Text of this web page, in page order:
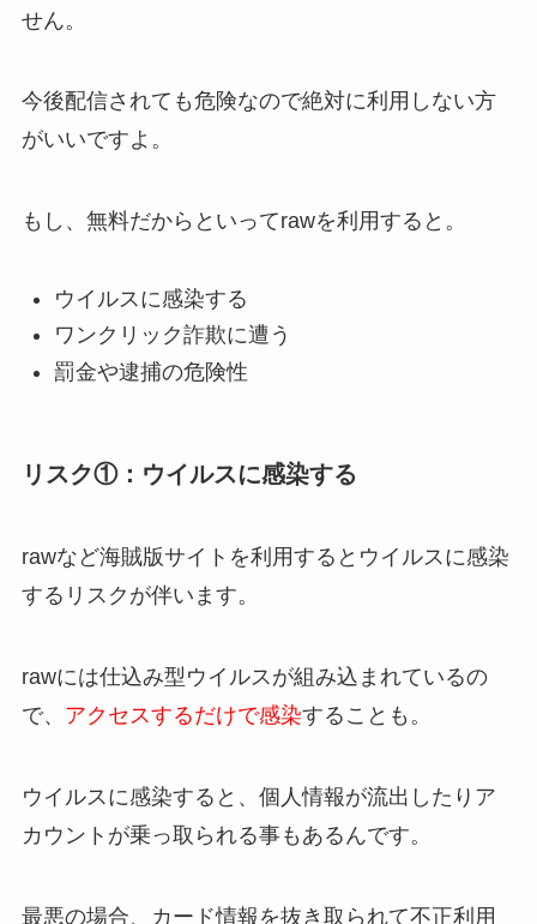
せん。
今後配信されても危険なので絶対に利用しない方
がいいですよ 。
もし、無料だからといってrawを利用すると。
ウイルスに感染する
ワンクリック詐欺に遭う
罰金や逮捕の危険性
リスク①：ウイルスに感染する
rawなど海賊版サイトを利用するとウイルスに感染
するリスクが伴います。
rawには仕込み型ウイルスが組み込まれているの
で、 アクセスするだけで感染することも。
ウイルスに感染すると、個人情報が流出したりア
カウントが乗っ取られる事もあるんです。
最悪の場合、カード情報を抜き取られて不正利用